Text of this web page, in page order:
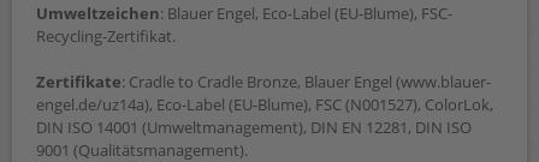
Umweltzeichen: Blauer Engel, Eco-Label (EU-Blume), FSC-
Recycling-Zertifikat.
Zertifikate: Cradle to Cradle Bronze, Blauer Engel (www.blauer-
engel.de/uz14a), Eco-Label (EU-Blume), FSC (N001527), ColorLok,
DIN ISO 14001 (Umweltmanagement), DIN EN 12281, DIN ISO
9001 (Qualitätsmanagement).